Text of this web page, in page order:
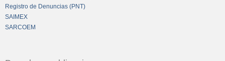
Registro de Denuncias (PNT)
SAIMEX
SARCOEM